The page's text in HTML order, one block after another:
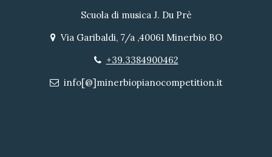
Scuola di musica J. Du Prè
Indirizzo
Via Garibaldi, 7/a ,40061 Minerbio BO
Telefono
+39.3384900462
Email
info[@]minerbiopianocompetition.it